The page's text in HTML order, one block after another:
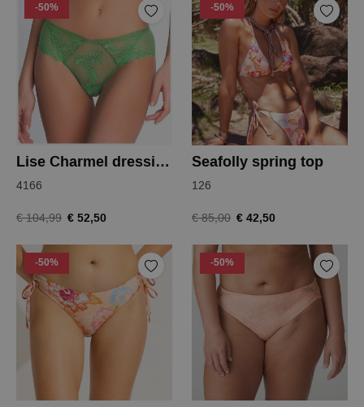
-50%
Lise Charmel dressing floral hipster
4166
€ 104,99 € 52,50
-50%
Seafolly spring top
126
€ 85,00 € 42,50
-50% -50%